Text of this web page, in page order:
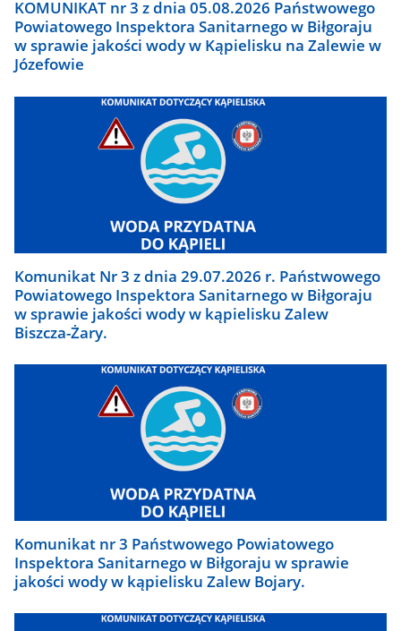
KOMUNIKAT nr 3 z dnia 05.08.2026 Państwowego
Powiatowego Inspektora Sanitarnego w Biłgoraju
w sprawie jakości wody w Kąpielisku na Zalewie w
Józefowie
Komunikat Nr 3 z dnia 29.07.2026 r. Państwowego
Powiatowego Inspektora Sanitarnego w Biłgoraju
w sprawie jakości wody w kąpielisku Zalew
Biszcza-Żary.
Komunikat nr 3 Państwowego Powiatowego
Inspektora Sanitarnego w Biłgoraju w sprawie
jakości wody w kąpielisku Zalew Bojary.